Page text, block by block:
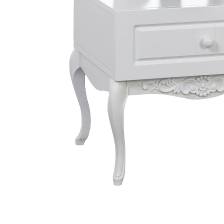
Corner
Dark
City
Marina
Bianca
Stil